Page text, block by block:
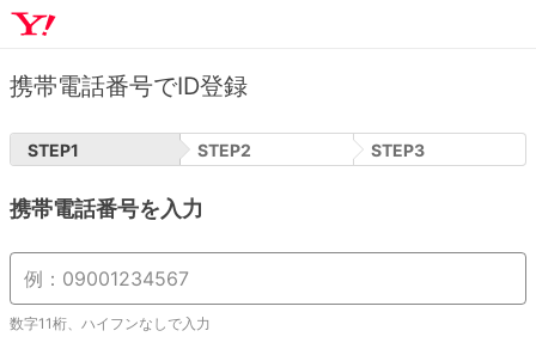
携帯電話番号でID登録
STEP1 STEP2 STEP3
携帯電話番号を入力
数字11桁、ハイフンなしで入力